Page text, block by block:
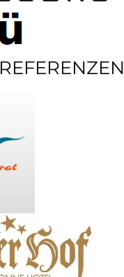
REFERENZEN